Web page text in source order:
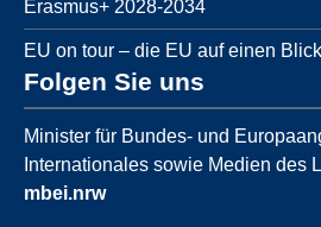
Erasmus+ 2028-2034
EU on tour – die EU auf einen Blick
Folgen Sie uns
Minister für Bundes- und
Internationales sowie Medien des
mbei.nrw